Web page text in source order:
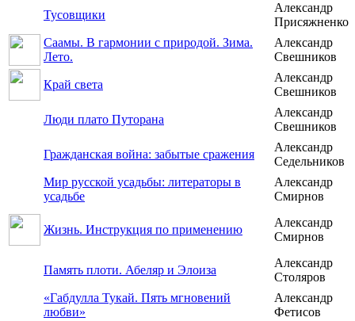
Тусовщики
Александр
Присяжненко
Саамы. В гармонии с природой. Зима.
Лето.
Александр
Свешников
Край света
Александр
Свешников
Люди плато Путорана
Александр
Свешников
Гражданская война: забытые сражения
Александр
Седельников
Мир русской усадьбы: литераторы в
усадьбе
Александр
Смирнов
Жизнь. Инструкция по применению
Александр
Смирнов
Память плоти. Абеляр и Элоиза
Александр
Столяров
«Габдулла Тукай. Пять мгновений
любви»
Александр
Фетисов